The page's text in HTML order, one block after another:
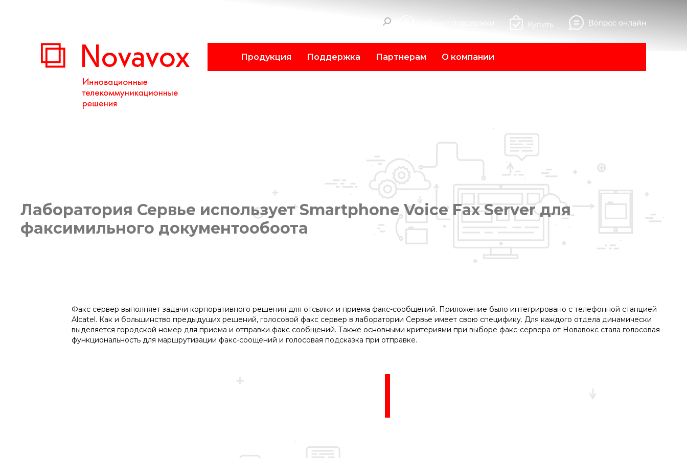
Поиск:
Продукция Поддержка Партнерам О компании
Лаборатория Сервье использует Smartphone Voice Fax Server для
факсимильного документообоота
Факс сервер выполняет задачи корпоративного решения для отсылки и приема факс-сообщений. Приложение было интегрировано с телефонной станцией
Alcatel. Как и большинство предыдущих решений, голосовой факс сервер в лаборатории Сервье имеет свою специфику. Для каждого отдела динамически
выделяется городской номер для приема и отправки факс сообщений. Также основными критериями при выборе факс-сервера от Новавокс стала голосовая
функциональность для маршрутизации факс-соощений и голосовая подсказка при отправке.